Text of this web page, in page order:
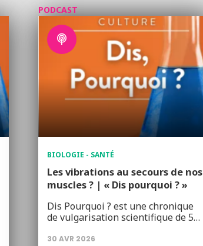
PODCAST
BIOLOGIE - SANTÉ
Les vibrations au secours de nos
muscles ? | « Dis pourquoi ? »
Dis Pourquoi ? est une chronique
de vulgarisation scientifique de 5…
30 AVR 2026